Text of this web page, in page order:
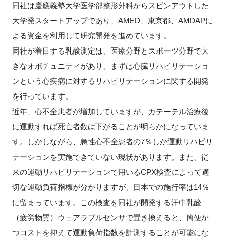
同社は慶應義塾大学医学部整形外科からスピンアウトした
大学発スタートアップであり、AMED、東京都、AMDAPに
よる資金を利用して研究開発を進めています。
同社が着目する乳酸測定は、医療分野とスポーツ分野で大
きなオポチュニティがあり、まずは心臓リハビリテーショ
ンという心疾病に対するリハビリテーションに関する開発
を行っています。
近年、心不全患者が増加していますが、カテーテル治療後
に運動すれば死亡者数は下がることが明らかになっていま
す。しかしながら、急性心不全患者の7％しか運動リハビリ
テーションを実施できていない現状があります。また、従
来の運動リハビリテーションで用いるCPX検査によって適
切な運動負荷指標が分かりますが、日本での施行率は14％
に留まっています。この検査を同社が開発する汗中乳酸
（疲労物質）ウェアラブルセンサで置き換えると、簡便か
つコストを抑えて運動負荷指数を計測することが可能にな